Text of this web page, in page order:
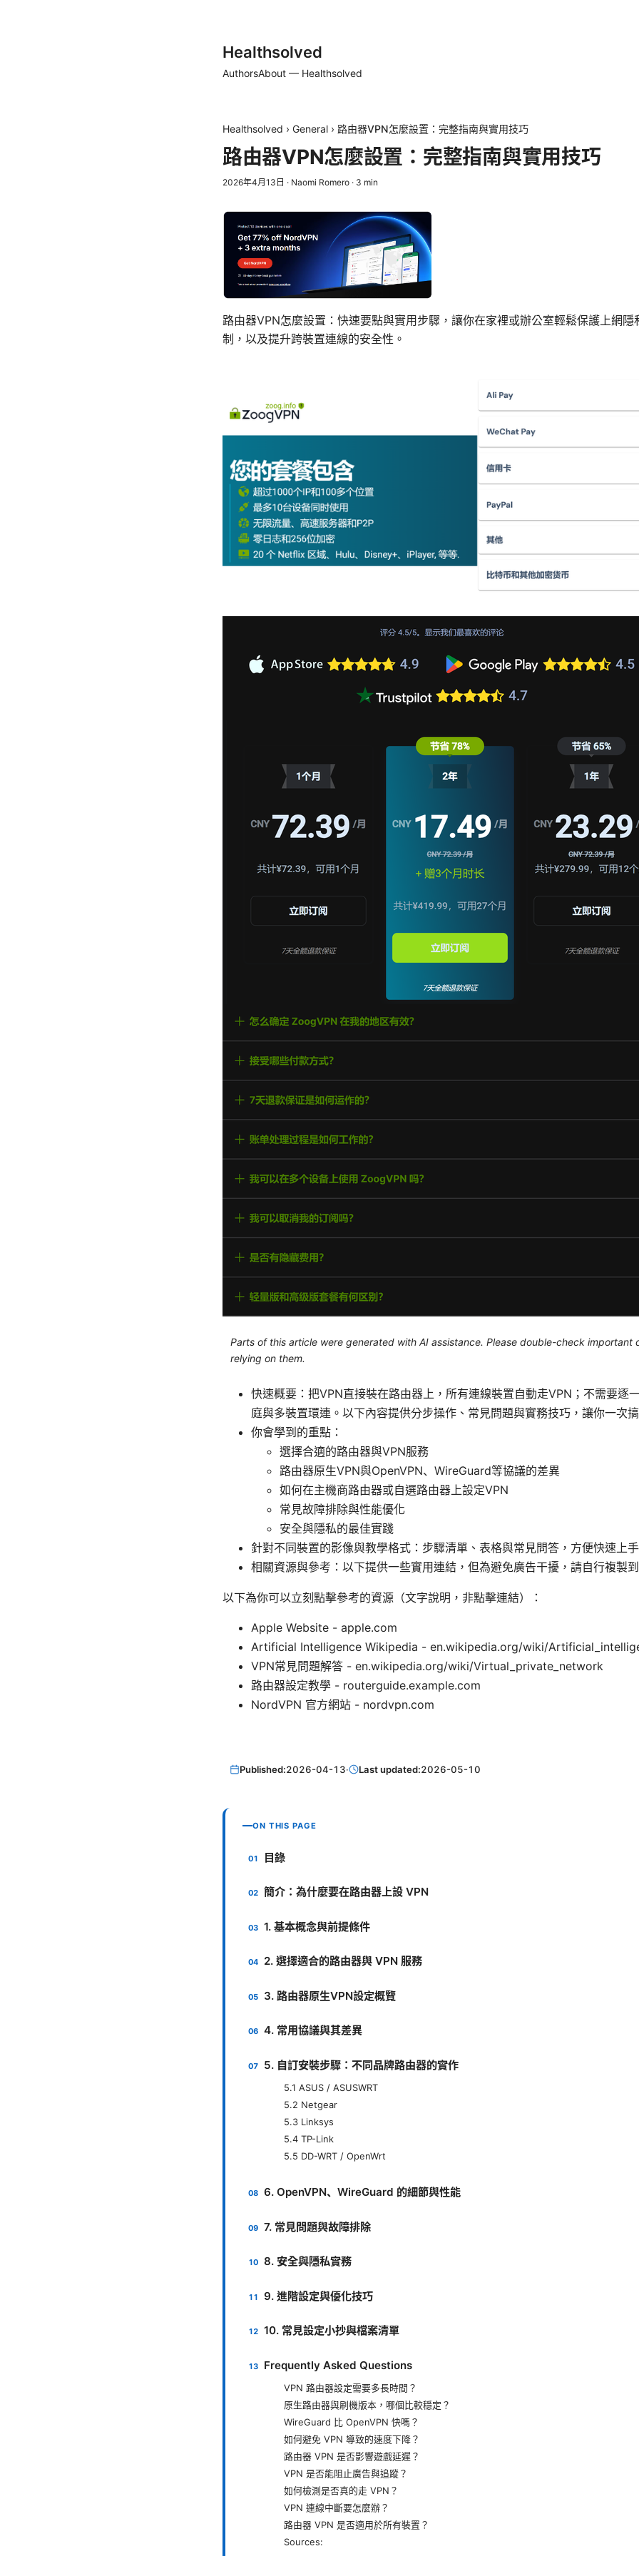
Healthsolved
AuthorsAbout — Healthsolved
Healthsolved › General › 路由器VPN怎麼設置：完整指南與實用技巧
路由器VPN怎麼設置：完整指南與實用技巧
2026年4月13日 · Naomi Romero · 3 min
路由器VPN怎麼設置：快速要點與實用步驟，讓你在家裡或辦公室輕鬆保護上網隱
制，以及提升跨裝置連線的安全性。
Parts of this article were generated with AI assistance. Please double-check important
relying on them.
快速概要：把VPN直接裝在路由器上，所有連線裝置自動走VPN；不需要逐
庭與多裝置環連。以下內容提供分步操作、常見問題與實務技巧，讓你一次搞
你會學到的重點：
選擇合適的路由器與VPN服務
路由器原生VPN與OpenVPN、WireGuard等協議的差異
如何在主機商路由器或自選路由器上設定VPN
常見故障排除與性能優化
安全與隱私的最佳實踐
針對不同裝置的影像與教學格式：步驟清單、表格與常見問答，方便快速上手
相關資源與參考：以下提供一些實用連結，但為避免廣告干擾，請自行複製
以下為你可以立刻點擊參考的資源（文字說明，非點擊連結）：
Apple Website - apple.com
Artificial Intelligence Wikipedia - en.wikipedia.org/wiki/
VPN常見問題解答 - en.wikipedia.org/wiki/Virtual_private_network
路由器設定教學 - routerguide.example.com
NordVPN 官方網站 - nordvpn.com
Published:2026-04-13· Last updated:2026-05-10
ON THIS PAGE
目錄
簡介：為什麼要在路由器上設 VPN
1. 基本概念與前提條件
2. 選擇適合的路由器與 VPN 服務
3. 路由器原生VPN設定概覽
4. 常用協議與其差異
5. 自訂安裝步驟：不同品牌路由器的實作
5.1 ASUS / ASUSWRT
5.2 Netgear
5.3 Linksys
5.4 TP-Link
5.5 DD-WRT / OpenWrt
6. OpenVPN、WireGuard 的細節與性能
7. 常見問題與故障排除
8. 安全與隱私實務
9. 進階設定與優化技巧
10. 常見設定小抄與檔案清單
Frequently Asked Questions
VPN 路由器設定需要多長時間？
原生路由器與刷機版本，哪個比較穩定？
WireGuard 比 OpenVPN 快嗎？
如何避免 VPN 導致的速度下降？
路由器 VPN 是否影響遊戲延遲？
VPN 是否能阻止廣告與追蹤？
如何檢測是否真的走 VPN？
VPN 連線中斷要怎麼辦？
路由器 VPN 是否適用於所有裝置？
Sources: